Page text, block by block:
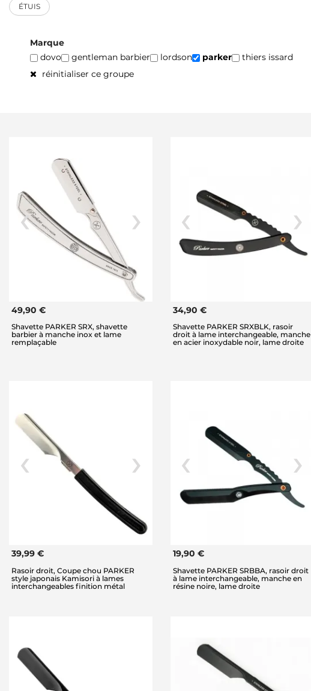
ÉTUIS
Marque
dovo
gentleman barbier lordson parker
thiers issard
réinitialiser ce groupe
49,90 €
Shavette PARKER SRX, shavette
barbier à manche inox et lame
remplaçable
34,90 €
Shavette PARKER SRXBLK, rasoir
droit à lame interchangeable, manche
en acier inoxydable noir, lame droite
39,99 €
Rasoir droit, Coupe chou PARKER
style japonais Kamisori à lames
interchangeables finition métal
19,90 €
Shavette PARKER SRBBA, rasoir droit
à lame interchangeable, manche en
résine noire, lame droite